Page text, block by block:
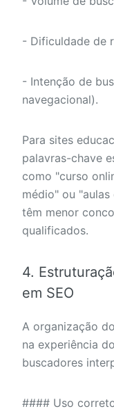
- Dificuldade de
- Intenção de
navegacional).
Para sites
palavras-chave
como "curso
médio" ou
têm menor
qualificados.
4.
em SEO
A organização
na experiência
buscadores
#### Uso